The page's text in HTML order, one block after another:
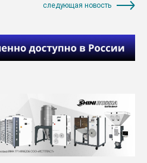
следующая новость